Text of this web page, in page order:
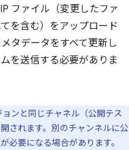
ファイル（変更したファ
を含む）をアップロード
タデータをすべて更新し
を送信する必要がありま
ンと同じチャネル（公開テス
されます。別のチャンネルに公
必要になる場合があります。